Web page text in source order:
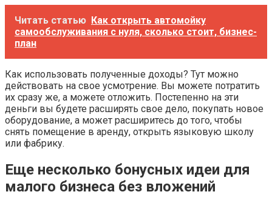
Читать статью Как открыть автомойку
самообслуживания с нуля, сколько стоит, бизнес-
план
Как использовать полученные доходы? Тут можно
действовать на свое усмотрение. Вы можете потратить
их сразу же, а можете отложить. Постепенно на эти
деньги вы будете расширять свое дело, покупать новое
оборудование, а может расширитесь до того, чтобы
снять помещение в аренду, открыть языковую школу
или фабрику.
Еще несколько бонусных идеи для
малого бизнеса без вложений